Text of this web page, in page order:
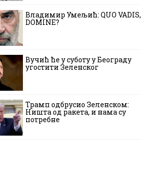
Владимир Умељић: QUO VADIS,
DOMINE?
Вучић ће у суботу у Београду
угостити Зеленског
Трамп одбрусио Зеленском:
Ништа од ракета, и нама су
потребне